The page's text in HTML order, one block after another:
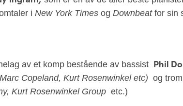
i New York Times og Downbeatfor sin
av et komp bestående av bassist Phil
Marc Copeland, Kurt Rosenwinkel etc) og
Kurt Rosenwinkel Group etc.)